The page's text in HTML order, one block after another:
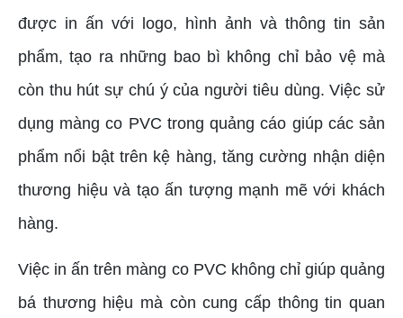
được in ấn với logo, hình ảnh và thông tin sản
phẩm, tạo ra những bao bì không chỉ bảo vệ mà
còn thu hút sự chú ý của người tiêu dùng. Việc sử
dụng màng co PVC trong quảng cáo giúp các sản
phẩm nổi bật trên kệ hàng, tăng cường nhận diện
thương hiệu và tạo ấn tượng mạnh mẽ với khách
hàng.
Việc in ấn trên màng co PVC không chỉ giúp quảng
bá thương hiệu mà còn cung cấp thông tin quan